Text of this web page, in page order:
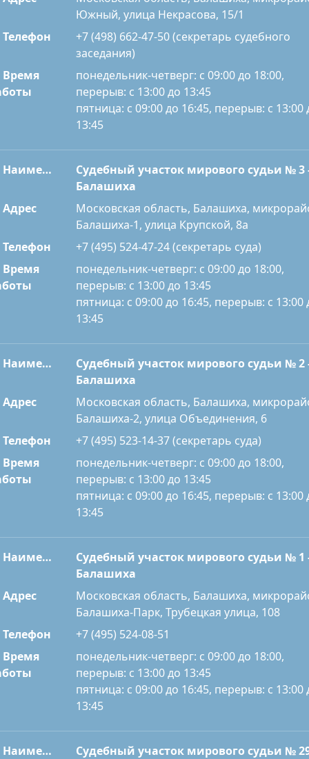
Южный, улица Некрасова, 15/1
Телефон
+7 (498) 662-47-50 (секретарь судебного
заседания)
Время
понедельник-четверг: с 09:00 до 18:00,
перерыв: с 13:00 до 13:45
пятница: с 09:00 до 16:45, перерыв: с 13:00
13:45
Наименование
Судебный участок мирового судьи № 3
Балашиха
Адрес
Московская область, Балашиха,
Балашиха-1, улица Крупской, 8а
Телефон
+7 (495) 524-47-24 (секретарь суда)
Время
понедельник-четверг: с 09:00 до 18:00,
перерыв: с 13:00 до 13:45
пятница: с 09:00 до 16:45, перерыв: с 13:00
13:45
Наименование
Судебный участок мирового судьи № 2
Балашиха
Адрес
Московская область, Балашиха,
Балашиха-2, улица Объединения, 6
Телефон
+7 (495) 523-14-37 (секретарь суда)
Время
понедельник-четверг: с 09:00 до 18:00,
перерыв: с 13:00 до 13:45
пятница: с 09:00 до 16:45, перерыв: с 13:00
13:45
Наименование
Судебный участок мирового судьи № 1
Балашиха
Адрес
Московская область, Балашиха,
Балашиха-Парк, Трубецкая улица, 108
Телефон
+7 (495) 524-08-51
Время
понедельник-четверг: с 09:00 до 18:00,
перерыв: с 13:00 до 13:45
пятница: с 09:00 до 16:45, перерыв: с 13:00
13:45
Наименование
Судебный участок мирового судьи №